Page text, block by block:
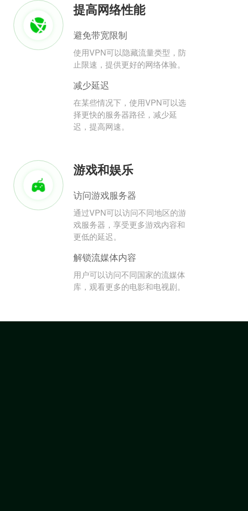
提高网络性能
避免带宽限制
使用VPN可以隐藏流量类型，防
止限速，提供更好的网络体验。
减少延迟
在某些情况下，使用VPN可以选
择更快的服务器路径，减少延
迟，提高网速。
游戏和娱乐
访问游戏服务器
通过VPN可以访问不同地区的游
戏服务器，享受更多游戏内容和
更低的延迟。
解锁流媒体内容
用户可以访问不同国家的流媒体
库，观看更多的电影和电视剧。